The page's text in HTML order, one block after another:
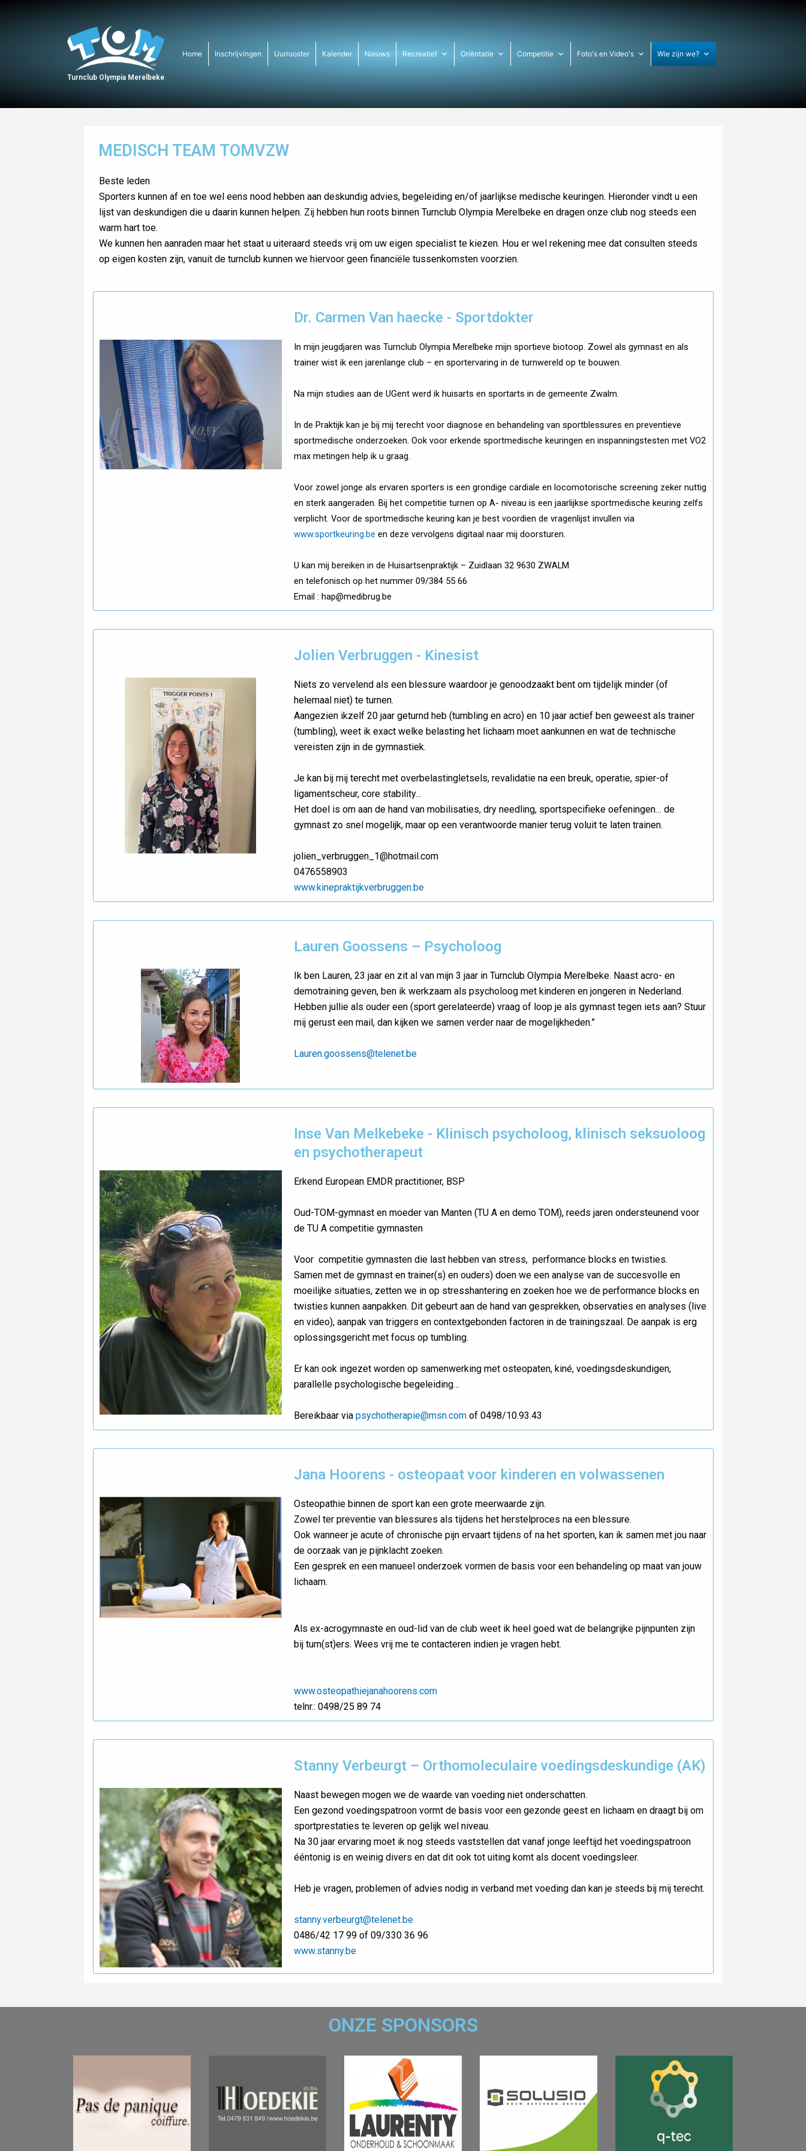
Turnclub Olympia Merelbeke
Home Inschrijvingen Uurrooster Kalender Nieuws Recreatief Oriëntatie Competitie Foto's en Video's Wie zijn we?
MEDISCH TEAM TOMVZW
Beste leden
Sporters kunnen af en toe wel eens nood hebben aan deskundig advies, begeleiding en/of jaarlijkse medische keuringen. Hieronder vindt u een
lijst van deskundigen die u daarin kunnen helpen. Zij hebben hun roots binnen Turnclub Olympia Merelbeke en dragen onze club nog steeds een
warm hart toe.
We kunnen hen aanraden maar het staat u uiteraard steeds vrij om uw eigen specialist te kiezen. Hou er wel rekening mee dat consulten steeds
op eigen kosten zijn, vanuit de turnclub kunnen we hiervoor geen financiële tussenkomsten voorzien.
Dr. Carmen Van haecke - Sportdokter
In mijn jeugdjaren was Turnclub Olympia Merelbeke mijn sportieve biotoop. Zowel als gymnast en als
trainer wist ik een jarenlange club – en sportervaring in de turnwereld op te bouwen.
Na mijn studies aan de UGent werd ik huisarts en sportarts in de gemeente Zwalm.
In de Praktijk kan je bij mij terecht voor diagnose en behandeling van sportblessures en preventieve
sportmedische onderzoeken. Ook voor erkende sportmedische keuringen en inspanningstesten met VO2
max metingen help ik u graag.
Voor zowel jonge als ervaren sporters is een grondige cardiale en locomotorische screening zeker nuttig
en sterk aangeraden. Bij het competitie turnen op A- niveau is een jaarlijkse sportmedische keuring zelfs
verplicht. Voor de sportmedische keuring kan je best voordien de vragenlijst invullen via
www.sportkeuring.be en deze vervolgens digitaal naar mij doorsturen.
U kan mij bereiken in de Huisartsenpraktijk – Zuidlaan 32 9630 ZWALM
en telefonisch op het nummer 09/384 55 66
Email : hap@medibrug.be
Jolien Verbruggen - Kinesist
Niets zo vervelend als een blessure waardoor je genoodzaakt bent om tijdelijk minder (of
helemaal niet) te turnen.
Aangezien ikzelf 20 jaar geturnd heb (tumbling en acro) en 10 jaar actief ben geweest als trainer
(tumbling), weet ik exact welke belasting het lichaam moet aankunnen en wat de technische
vereisten zijn in de gymnastiek.
Je kan bij mij terecht met overbelastingletsels, revalidatie na een breuk, operatie, spier-of
ligamentscheur, core stability…
Het doel is om aan de hand van mobilisaties, dry needling, sportspecifieke oefeningen… de
gymnast zo snel mogelijk, maar op een verantwoorde manier terug voluit te laten trainen.
jolien_verbruggen_1@hotmail.com
0476558903
www.kinepraktijkverbruggen.be
Lauren Goossens – Psycholoog
Ik ben Lauren, 23 jaar en zit al van mijn 3 jaar in Turnclub Olympia Merelbeke. Naast acro- en
demotraining geven, ben ik werkzaam als psycholoog met kinderen en jongeren in Nederland.
Hebben jullie als ouder een (sport gerelateerde) vraag of loop je als gymnast tegen iets aan? Stuur
mij gerust een mail, dan kijken we samen verder naar de mogelijkheden.”
Lauren.goossens@telenet.be
Inse Van Melkebeke - Klinisch psycholoog, klinisch seksuoloog
en psychotherapeut
Erkend European EMDR practitioner, BSP
Oud-TOM-gymnast en moeder van Manten (TU A en demo TOM), reeds jaren ondersteunend voor
de TU A competitie gymnasten
Voor competitie gymnasten die last hebben van stress, performance blocks en twisties.
Samen met de gymnast en trainer(s) en ouders) doen we een analyse van de succesvolle en
moeilijke situaties, zetten we in op stresshantering en zoeken hoe we de performance blocks en
twisties kunnen aanpakken. Dit gebeurt aan de hand van gesprekken, observaties en analyses (live
en video), aanpak van triggers en contextgebonden factoren in de trainingszaal. De aanpak is erg
oplossingsgericht met focus op tumbling.
Er kan ook ingezet worden op samenwerking met osteopaten, kiné, voedingsdeskundigen,
parallelle psychologische begeleiding…
Bereikbaar viapsychotherapie@msn.com of 0498/10.93.43
Jana Hoorens - osteopaat voor kinderen en volwassenen
Osteopathie binnen de sport kan een grote meerwaarde zijn.
Zowel ter preventie van blessures als tijdens het herstelproces na een blessure.
Ook wanneer je acute of chronische pijn ervaart tijdens of na het sporten, kan ik samen met jou naar
de oorzaak van je pijnklacht zoeken.
Een gesprek en een manueel onderzoek vormen de basis voor een behandeling op maat van jouw
lichaam.
Als ex-acrogymnaste en oud-lid van de club weet ik heel goed wat de belangrijke pijnpunten zijn
bij turn(st)ers. Wees vrij me te contacteren indien je vragen hebt.
www.osteopathiejanahoorens.com
telnr.: 0498/25 89 74
Stanny Verbeurgt – Orthomoleculaire voedingsdeskundige (AK)
Naast bewegen mogen we de waarde van voeding niet onderschatten.
Een gezond voedingspatroon vormt de basis voor een gezonde geest en lichaam en draagt bij om
sportprestaties te leveren op gelijk wel niveau.
Na 30 jaar ervaring moet ik nog steeds vaststellen dat vanaf jonge leeftijd het voedingspatroon
ééntonig is en weinig divers en dat dit ook tot uiting komt als docent voedingsleer.
Heb je vragen, problemen of advies nodig in verband met voeding dan kan je steeds bij mij terecht.
stanny.verbeurgt@telenet.be
0486/42 17 99 of 09/330 36 96
www.stanny.be
ONZE SPONSORS